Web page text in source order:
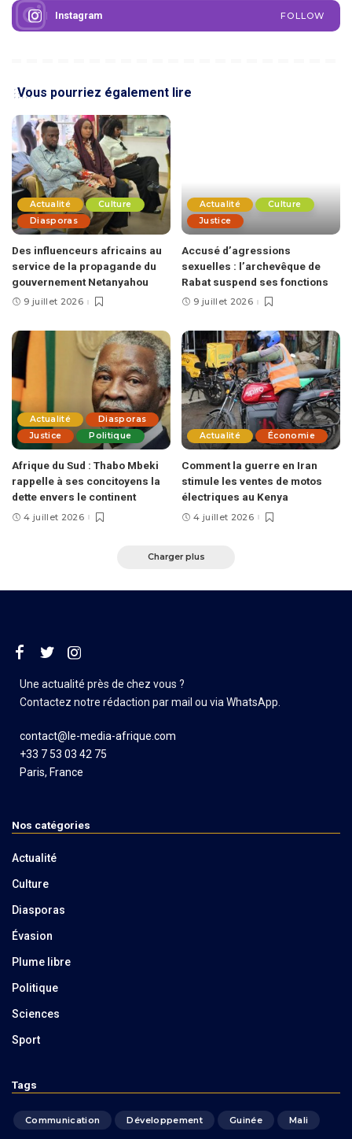
Instagram FOLLOW
Vous pourriez également lire
Actualité
Culture
Diasporas
Des influenceurs africains au
service de la propagande du
gouvernement Netanyahou
9 juillet 2026
Actualité
Culture
Justice
Accusé d’agressions
sexuelles : l’archevêque de
Rabat suspend ses fonctions
9 juillet 2026
Actualité
Diasporas
Justice
Politique
Afrique du Sud : Thabo Mbeki
rappelle à ses concitoyens la
dette envers le continent
4 juillet 2026
Actualité Économie
Comment la guerre en Iran
stimule les ventes de motos
électriques au Kenya
4 juillet 2026
Charger plus
Une actualité près de chez vous ?
Contactez notre rédaction par mail ou via WhatsApp.
contact@le-media-afrique.com
+33 7 53 03 42 75
Paris, France
Nos catégories
Actualité
Culture
Diasporas
Évasion
Plume libre
Politique
Sciences
Sport
Tags
Communication Développement Guinée Mali